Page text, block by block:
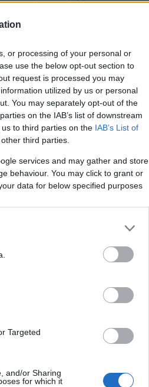
or processing of your personal or
use the below opt-out section to
request is processed you may
utilized by us or personal
You may separately opt-out of the
on the IAB’s list of downstream
to third parties on the IAB’s List of
third parties.
services and may gather and store
behaviour. You may click to grant or
data for below specified purposes
Targeted
and/or Sharing
for which it
Rubik την
μπορεί να μας
να γίνουν